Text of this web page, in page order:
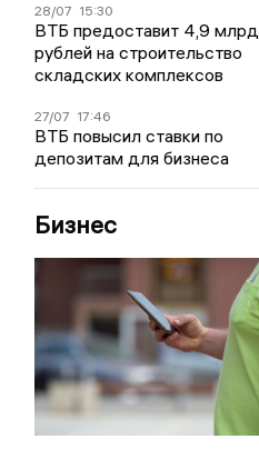
28/07 15:30
ВТБ предоставит 4,9 млрд
рублей на строительство
складских комплексов
27/07 17:46
ВТБ повысил ставки по
депозитам для бизнеса
Бизнес